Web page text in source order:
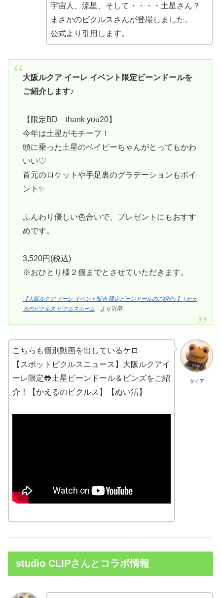
宇宙人、流星、そして・・・・土星さん？
まさかのピクルスさんが登場しました。
公式より引用します。
大阪ルクア イーレ イベント限定ビーンドールを
ご紹介します♪
【限定BD thank you20】
今年は土星がモチーフ！
頭に乗った土星のベイビーちゃんがとってもかわ
いい♡
首元のロケットや手足裏のグラデーションもポイ
ント✨
ふんわり優しい色合いで、プレゼントにもおすす
めです。
3,520円(税込)
※おひとり様２個までとさせていただきます。
【大阪ルクア イーレ イベント販売 限定ビーンドールのご紹介♪】 | かえ
るのピクルス ピクルスホーム より引用
ダイア
こちらも個別動画を出しているケロ
【スポットピクルスニュース】大阪ルクアイ
ーレ限定🐸土星ビーンドール＆ピンズをご紹
介！【かえるのピクルス】【ぬい活】
studio CLIPさんとコラボ情報